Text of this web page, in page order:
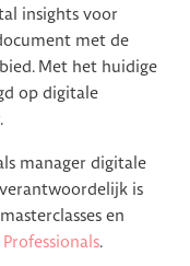
insights voor
met de
Met het huidige
op digitale
manager digitale
is
en
.